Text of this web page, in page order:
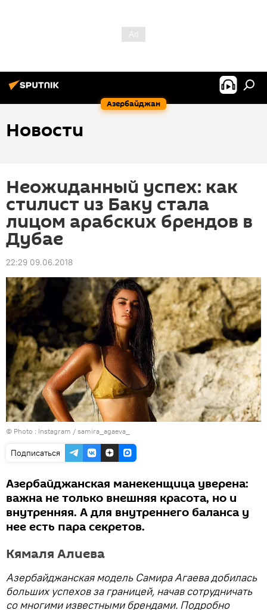
Азербайджан
Новости
Неожиданный успех: как
стилист из Баку стала
лицом арабских брендов в
Дубае
22:29 09.06.2018
© Photo : Instagram / samira_agaeva_
Подписаться
Азербайджанская манекенщица уверена:
важна не только внешняя красота, но и
внутренняя. А для внутреннего баланса у
нее есть пара секретов.
Кямаля Алиева
Азербайджанская модель Самира Агаева добилась
больших успехов за границей, начав сотрудничать
со многими известными брендами. Подробно